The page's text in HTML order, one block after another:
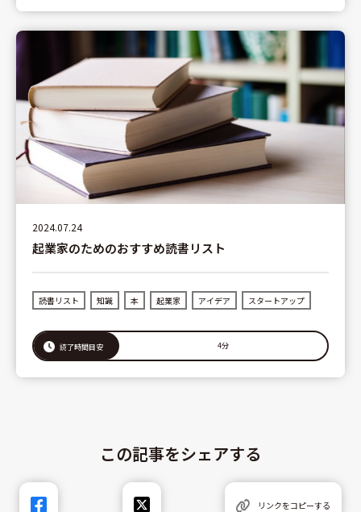
2024.07.24
起業家のためのおすすめ読書リスト
読書リスト 知識 本 起業家 アイデア スタートアップ
読了時間目安 4分
この記事をシェアする
リンクをコピーする